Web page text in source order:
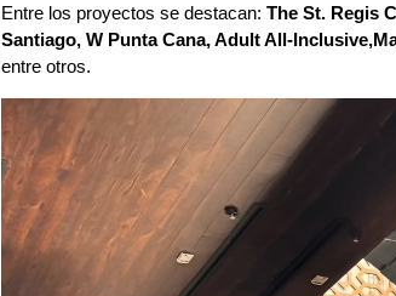
Entre los proyectos se destacan: The St. Regis
Santiago, W Punta Cana, Adult All-
entre otros.